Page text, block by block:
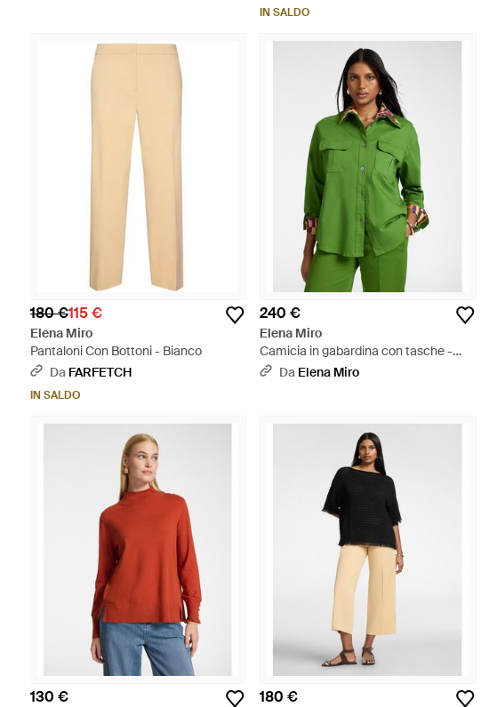
IN SALDO
180 €115 €
Elena Miro
Pantaloni Con Bottoni - Bianco
Da FARFETCH
IN SALDO
240 €
Elena Miro
Camicia in gabardina con tasche -
Verde
Da Elena Miro
130 € 180 €